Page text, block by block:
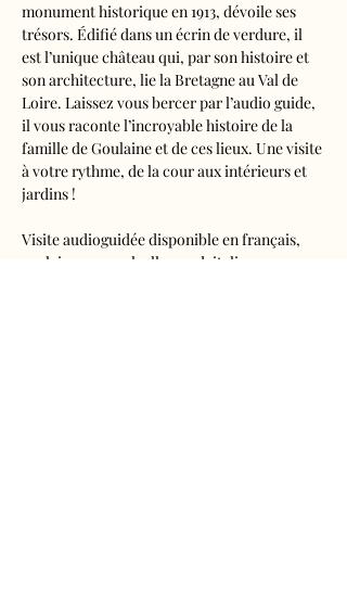
monument historique en 1913, dévoile ses
trésors. Édifié dans un écrin de verdure, il
est l’unique château qui, par son histoire et
son architecture, lie la Bretagne au Val de
Loire. Laissez vous bercer par l’audio guide,
il vous raconte l’incroyable histoire de la
famille de Goulaine et de ces lieux. Une visite
à votre rythme, de la cour aux intérieurs et
jardins !
Visite audioguidée disponible en français,
anglais, espagnol, allemand, italien,